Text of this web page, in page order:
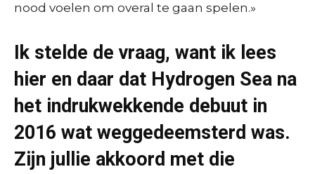
nood voelen om overal te gaan spelen.»
Ik stelde de vraag, want ik lees
hier en daar dat Hydrogen Sea na
het indrukwekkende debuut in
2016 wat weggedeemsterd was.
Zijn jullie akkoord met die